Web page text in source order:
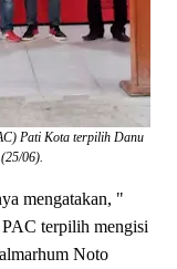
Pati Kota terpilih Danu
06).
mengatakan, "
terpilih mengisi
Noto